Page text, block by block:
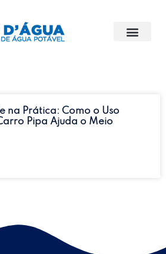
na Prática: Como o Uso
Pipa Ajuda o Meio